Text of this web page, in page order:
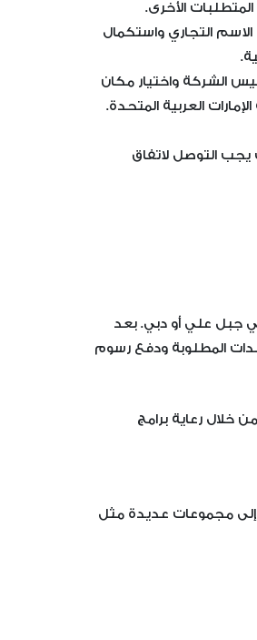
الأخرى.
التجاري واستكمال
الشركة واختيار مكان
العربية المتحدة.
يجب التوصل لاتفاق
جبل علي أو دبي. بعد
المطلوبة ودفع رسوم
خلال رعاية برامج
إلى مجموعات عديدة مثل